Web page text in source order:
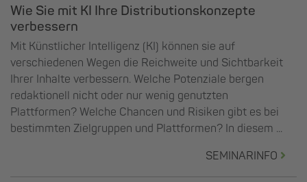
Wie Sie mit KI Ihre Distributionskonzepte
verbessern
Mit Künstlicher Intelligenz (KI) können sie auf
verschiedenen Wegen die Reichweite und Sichtbarkeit
Ihrer Inhalte verbessern. Welche Potenziale bergen
redaktionell nicht oder nur wenig genutzten
Plattformen? Welche Chancen und Risiken gibt es bei
bestimmten Zielgruppen und Plattformen? In diesem ...
SEMINARINFO